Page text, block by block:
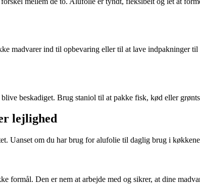
madvarer ind til opbevaring eller til at lave indpakninger
beskadiget. Brug staniol til at pakke fisk, kød eller
lejlighed
Uanset om du har brug for alufolie til daglig brug i
Den er nem at arbejde med og sikrer, at dine